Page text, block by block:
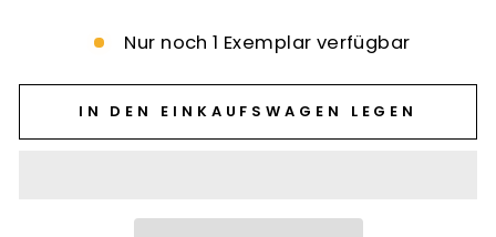
Nur noch 1 Exemplar verfügbar
IN DEN EINKAUFSWAGEN LEGEN